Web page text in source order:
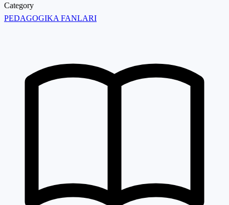
Category
PEDAGOGIKA FANLARI